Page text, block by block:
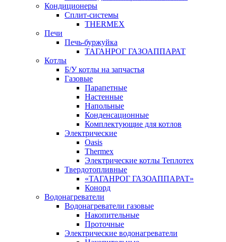
Кондиционеры
Сплит-системы
THERMEX
Печи
Печь-буржуйка
ТАГАНРОГ ГАЗОАППАРАТ
Котлы
Б/У котлы на запчастья
Газовые
Парапетные
Настенные
Напольные
Конденсационные
Комплектующие для котлов
Электрические
Oasis
Thermex
Электрические котлы Теплотех
Твердотопливные
«ТАГАНРОГ ГАЗОАППАРАТ»
Конорд
Водонагреватели
Водонагреватели газовые
Накопительные
Проточные
Электрические водонагреватели